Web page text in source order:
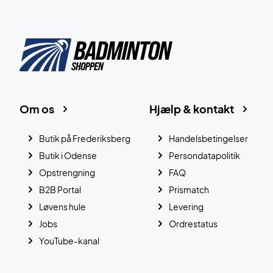
Hjælp & kontakt
Handelsbetingelser
Persondatapolitik
FAQ
Prismatch
Levering
Ordrestatus
Om os
Butik på Frederiksberg
Butik i Odense
Opstrengning
B2B Portal
Løvens hule
Jobs
YouTube-kanal